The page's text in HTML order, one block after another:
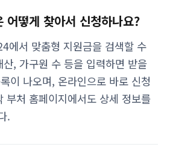
어떻게 찾아서 신청하나요?
에서 맞춤형 지원금을 검색할 수
, 가구원 수 등을 입력하면 받을
이 나오며, 온라인으로 바로 신청
부처 홈페이지에서도 상세 정보를
.